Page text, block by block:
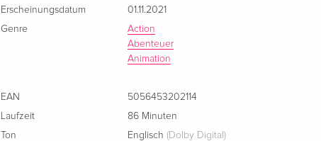
Erscheinungsdatum
01.11.2021
Genre
Action
Abenteuer
Animation
EAN
5056453202114
Laufzeit
86 Minuten
Ton
Englisch (Dolby Digital)